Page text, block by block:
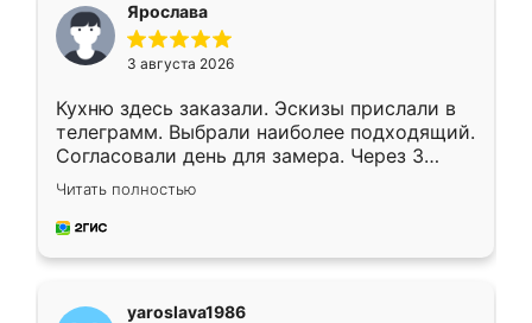
Ярослава
3 августа 2026
Кухню здесь заказали. Эскизы прислали в
телеграмм. Выбрали наиболее подходящий.
Согласовали день для замера. Через 3
недели кухня была уже готова. Остались
довольны работой. Спасибо Ренессанс
мебель за качественную работу!
Читать полностью
yaroslava1986